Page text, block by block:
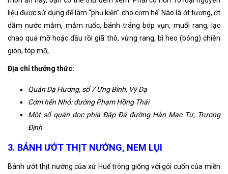
liệu được sử dụng để làm “phụ kiện” cho cơm hế. Nào là ớt tương, ớt
dầm nước mắm, mắm ruốc, bánh tráng bóp vụn, muối rang, lạc
chao qua mỡ hoặc dầu rồi giã thô, vừng rang, bì heo (bóng) chiên
giòn, tóp mỡ,…
Địa chỉ thưởng thức:
Quán Dạ Hương, số 7 Ưng Bình, Vỹ Dạ
Cơm hến Nhỏ: đường Phạm Hồng Thái
Một số quán dọc phía Đập Đá đường Hàn Mạc Tư, Trương
Định
3. BÁNH ƯỚT THỊT NƯỚNG, NEM LỤI
Bánh ướt thịt nướng của xứ Huế trông giống với gỏi cuốn của miền